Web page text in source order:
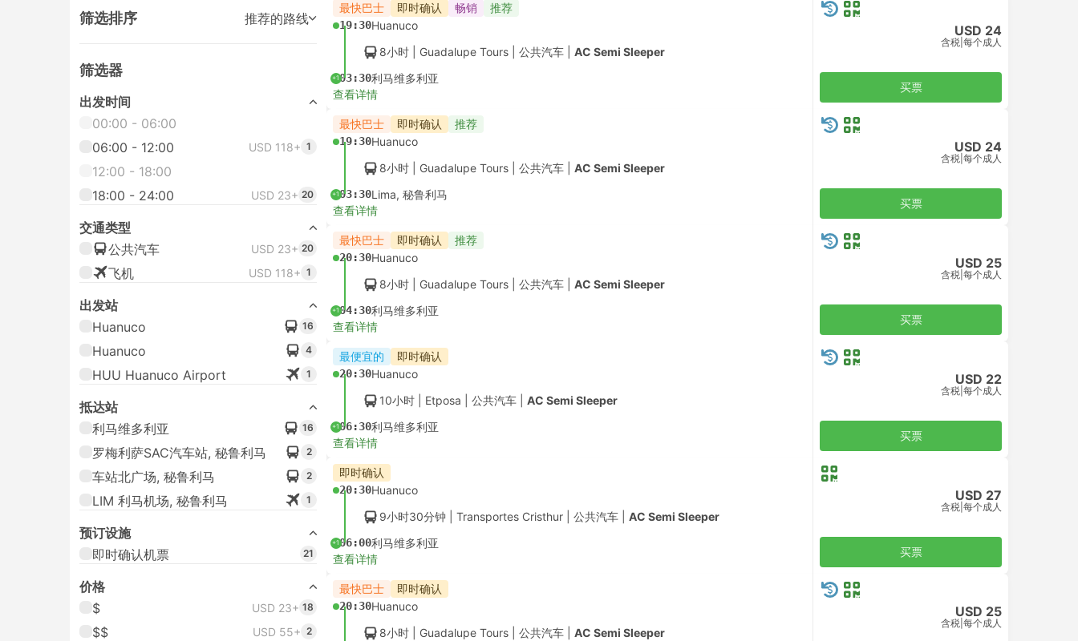
筛选排序 推荐的路线
筛选器
出发时间
00:00 - 06:00
06:00 - 12:00
USD 118+ 1
12:00 - 18:00
18:00 - 24:00
USD 23+ 20
交通类型
公共汽车
USD 23+ 20
飞机 USD 118+ 1
出发站
Huanuco
16
Huanuco 4
HUU Huanuco Airport 1
抵达站
利马维多利亚
16
罗梅利萨SAC汽车站, 秘鲁利马 2
车站北广场, 秘鲁利马 2
LIM 利马机场, 秘鲁利马 1
预订设施
即时确认机票
21
价格
$
USD 23+ 18
$$ USD 55+ 2
最快巴士 即时确认 畅销 推荐
19:30Huanuco
8小时 | Guadalupe Tours 公共汽车 AC Semi Sleeper
+103:30利马维多利亚
查看详情
USD 24
含税 每个成人
买票
最快巴士 即时确认 推荐
19:30Huanuco
8小时 | Guadalupe Tours 公共汽车 AC Semi Sleeper
+103:30Lima, 秘鲁利马
查看详情
USD 24
含税 每个成人
买票
最快巴士 即时确认 推荐
20:30Huanuco
8小时 | Guadalupe Tours 公共汽车 AC Semi Sleeper
+104:30利马维多利亚
查看详情
USD 25
含税 每个成人
买票
最便宜的 即时确认
20:30Huanuco
10小时 | Etposa 公共汽车 AC Semi Sleeper
+106:30利马维多利亚
查看详情
USD 22
含税 每个成人
买票
即时确认
20:30Huanuco
9小时30分钟 | Transportes Cristhur 公共汽车 AC Semi Sleeper
+106:00利马维多利亚
查看详情
USD 27
含税 每个成人
买票
最快巴士 即时确认
20:30Huanuco
8小时 | Guadalupe Tours 公共汽车 AC Semi Sleeper
USD 25
含税 每个成人